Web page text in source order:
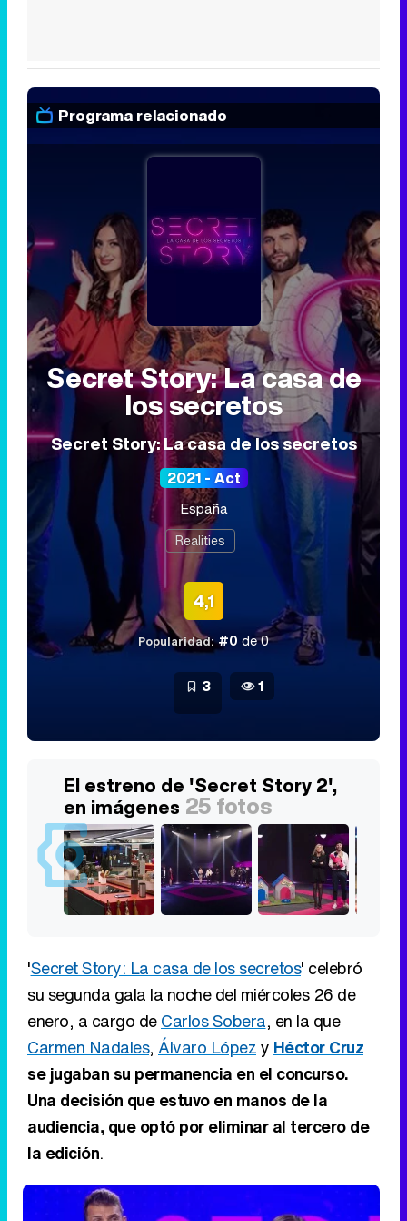
Programa relacionado
Secret Story: La casa de
los secretos
Secret Story: La casa de los secretos
2021 - Act
España
Realities
4,1
Popularidad: #0 de 0
3 1
El estreno de 'Secret Story 2',
en imágenes 25 fotos
'Secret Story: La casa de los secretos' celebró
su segunda gala la noche del miércoles 26 de
enero, a cargo deCarlos Sobera, en la que
Carmen Nadales, Álvaro Lópezy Héctor Cruz
se jugaban su permanencia en el concurso.
Una decisión que estuvo en manos de la
audiencia, que optó por eliminar al tercero de
la edición.